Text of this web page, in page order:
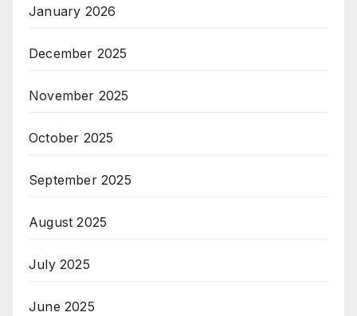
January 2026
December 2025
November 2025
October 2025
September 2025
August 2025
July 2025
June 2025